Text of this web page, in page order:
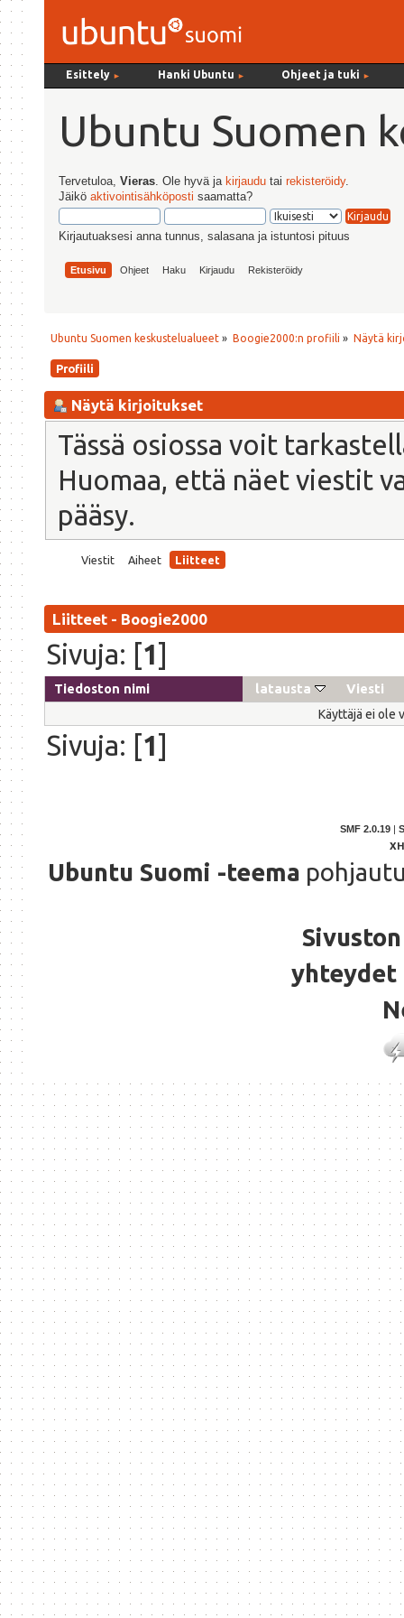
Esittely ► Hanki Ubuntu ► Ohjeet ja tuki ►
Ubuntu Suomen
Tervetuloa,Vieras . Ole hyvä ja kirjaudu tairekisteröidy.
Jäiköaktivointisähköposti saamatta?
Kirjautuaksesi anna tunnus, salasana ja istuntosi pituus
Etusivu Ohjeet Haku Kirjaudu Rekisteröidy
Ubuntu Suomen keskustelualueet » Boogie2000:n profiili » Näytä
Profiili
Näytä kirjoitukset
Tässä osiossa voit
Huomaa, että näet viestit
pääsy.
Viestit Aiheet Liitteet
Liitteet - Boogie2000
Sivuja: [1]
Tiedoston nimi latausta Viesti
Käyttäjä ei ole
Sivuja: [1]
SMF 2.0.19 |
Ubuntu Suomi -teema
yhteydet